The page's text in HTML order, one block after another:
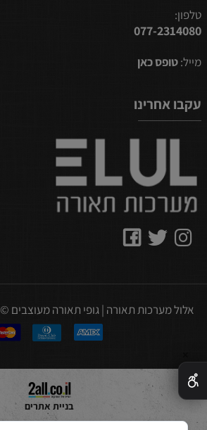
טלפון:
077-2314080
מייל:טופס כאן
עקבו אחרינו
אלול מערכות תאורה | גופי תאורה מעוצבים © All Rights Reserved
בניית אתרים